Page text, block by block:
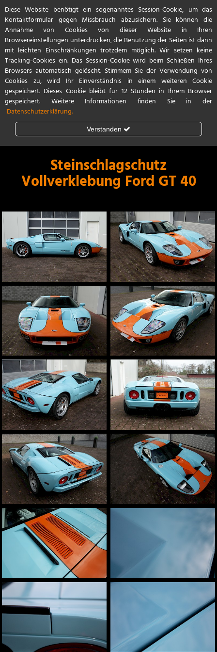
Start Referenzen Kontakt / Anfahrt
Lackschutzfolie
Teilfolierung
Porsche
Aston Martin
weitere Marken
Fahrzeugbeschriftungen
Beschriftungen und Schilder
Sichtschutz
Sonnenschutz
Team
Infrastruktur
Steinschlagschutz
Vollverklebung Ford GT 40
Diese Website benötigt ein sogenanntes Session-Cookie, um das
Kontaktformular gegen Missbrauch abzusichern. Sie können die
Annahme von Cookies von dieser Website in Ihren
Browsereinstellungen unterdrücken, die Benutzung der Seiten ist dann
mit leichten Einschränkungen trotzdem möglich. Wir setzen keine
Tracking-Cookies ein. Das Session-Cookie wird beim Schließen Ihres
Browsers automatisch gelöscht. Stimmem Sie der Verwendung von
Cookies zu, wird Ihr Einverständnis in einem weiteren Cookie
gespeichert. Dieses Cookie bleibt für 12 Stunden in Ihrem Browser
gespeichert. Weitere Informationen finden Sie in der
Datenschutzerklärung.
Verstanden